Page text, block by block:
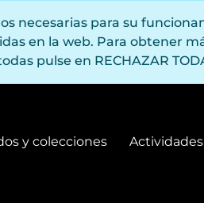
necesarias para su
en la web. Para obtener
pulse en RECHAZAR
y colecciones
Fondos y colecciones